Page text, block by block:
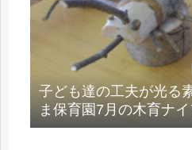
子ども達の工夫が光る
ま保育園7月の木育ナイ